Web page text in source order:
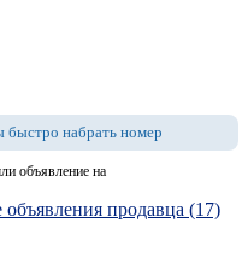
быстро набрать номер
объявление на
объявления продавца (17)